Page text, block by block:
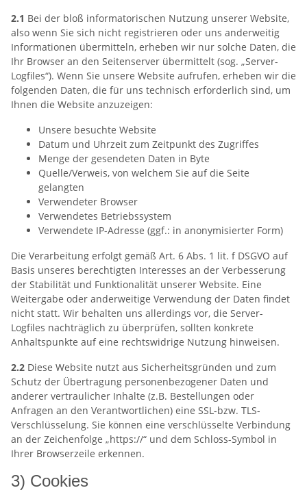
2.1 Bei der bloß informatorischen Nutzung unserer Website,
also wenn Sie sich nicht registrieren oder uns anderweitig
Informationen übermitteln, erheben wir nur solche Daten, die
Ihr Browser an den Seitenserver übermittelt (sog. „Server-
Logfiles“). Wenn Sie unsere Website aufrufen, erheben wir die
folgenden Daten, die für uns technisch erforderlich sind, um
Ihnen die Website anzuzeigen:
Unsere besuchte Website
Datum und Uhrzeit zum Zeitpunkt des Zugriffes
Menge der gesendeten Daten in Byte
Quelle/Verweis, von welchem Sie auf die Seite
gelangten
Verwendeter Browser
Verwendetes Betriebssystem
Verwendete IP-Adresse (ggf.: in anonymisierter Form)
Die Verarbeitung erfolgt gemäß Art. 6 Abs. 1 lit. f DSGVO auf
Basis unseres berechtigten Interesses an der Verbesserung
der Stabilität und Funktionalität unserer Website. Eine
Weitergabe oder anderweitige Verwendung der Daten findet
nicht statt. Wir behalten uns allerdings vor, die Server-
Logfiles nachträglich zu überprüfen, sollten konkrete
Anhaltspunkte auf eine rechtswidrige Nutzung hinweisen.
2.2 Diese Website nutzt aus Sicherheitsgründen und zum
Schutz der Übertragung personenbezogener Daten und
anderer vertraulicher Inhalte (z.B. Bestellungen oder
Anfragen an den Verantwortlichen) eine SSL-bzw. TLS-
Verschlüsselung. Sie können eine verschlüsselte Verbindung
an der Zeichenfolge „https://“ und dem Schloss-Symbol in
Ihrer Browserzeile erkennen.
3) Cookies